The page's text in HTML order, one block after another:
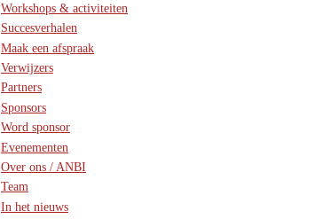
Workshops & activiteiten
Succesverhalen
Maak een afspraak
Verwijzers
Partners
Sponsors
Word sponsor
Evenementen
Over ons / ANBI
Team
In het nieuws